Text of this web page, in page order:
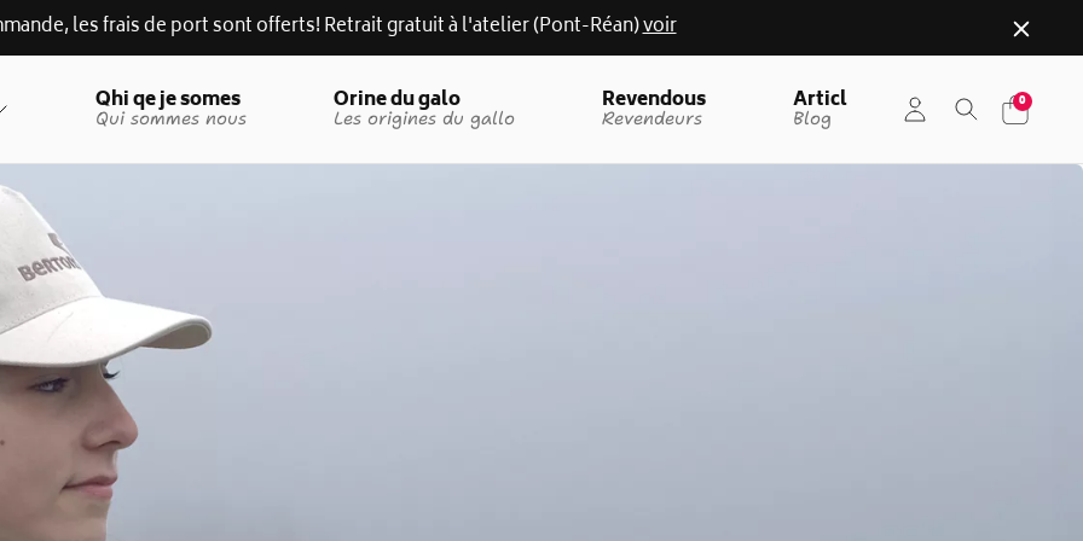
les frais de port sont offerts! Retrait gratuit à l'atelier (Pont-Réan)voir
Qhi qe je somes
Qui sommes nous
Orine du galo
Les origines du gallo
Revendous
Revendeurs
Articl
Blog
0